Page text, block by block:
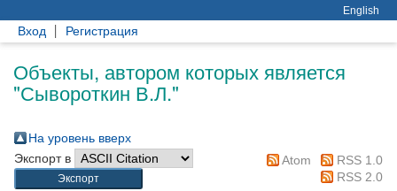
English
Вход Регистрация
Объекты, автором которых является
"Сывороткин В.Л."
На уровень вверх
Экспорт в
Atom
RSS 1.0
RSS 2.0